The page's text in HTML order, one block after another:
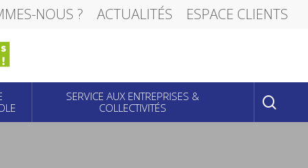
NOUS ? ACTUALITÉS ESPACE CLIENTS
SERVICE AUX ENTREPRISES &
COLLECTIVITÉS